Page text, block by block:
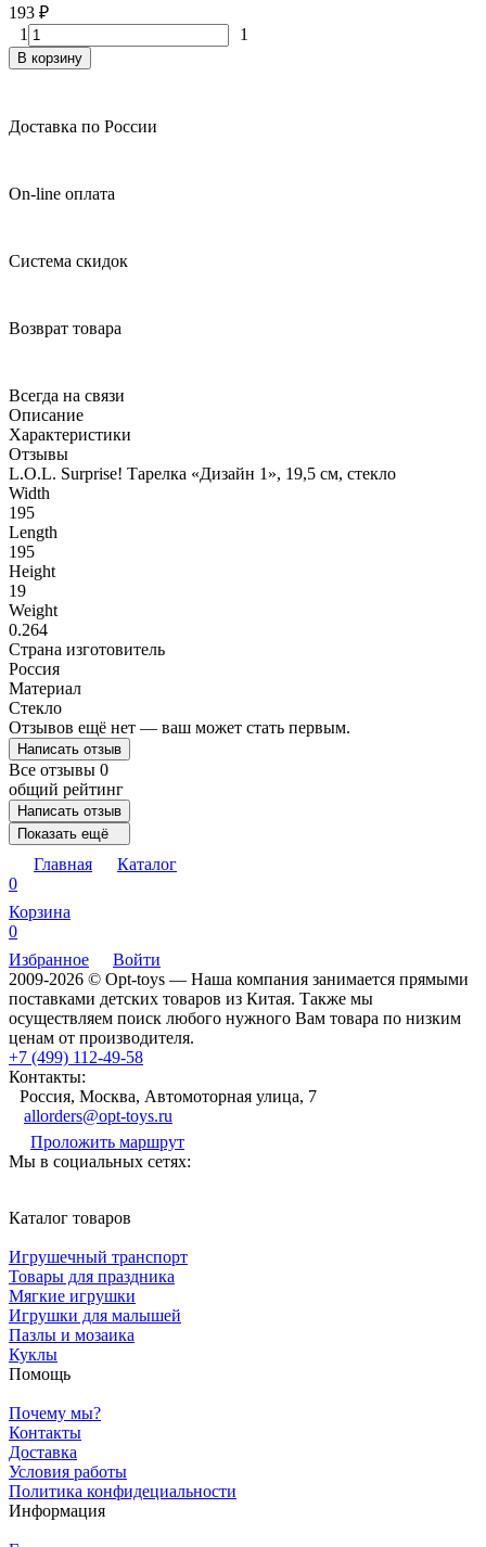
193 ₽
1
1
В корзину
Доставка по России
On-line оплата
Система скидок
Возврат товара
Всегда на связи
Описание
Характеристики
Отзывы
L.O.L. Surprise! Тарелка «Дизайн 1», 19,5 см, стекло
Width
195
Length
195
Height
19
Weight
0.264
Страна изготовитель
Россия
Материал
Стекло
Отзывов ещё нет — ваш может стать первым.
Написать отзыв
Все отзывы 0
общий рейтинг
Написать отзыв
Показать ещё
Главная
Каталог
0
Корзина
0
Избранное
Войти
2009-2026 © Opt-toys — Наша компания занимается прямыми
поставками детских товаров из Китая. Также мы
осуществляем поиск любого нужного Вам товара по низким
ценам от производителя.
+7 (499) 112-49-58
Контакты:
Россия, Москва, Автомоторная улица, 7
allorders@opt-toys.ru
Проложить маршрут
Мы в социальных сетях:
Каталог товаров
Игрушечный транспорт
Товары для праздника
Мягкие игрушки
Игрушки для малышей
Пазлы и мозаика
Куклы
Помощь
Почему мы?
Контакты
Доставка
Условия работы
Политика конфидециальности
Информация